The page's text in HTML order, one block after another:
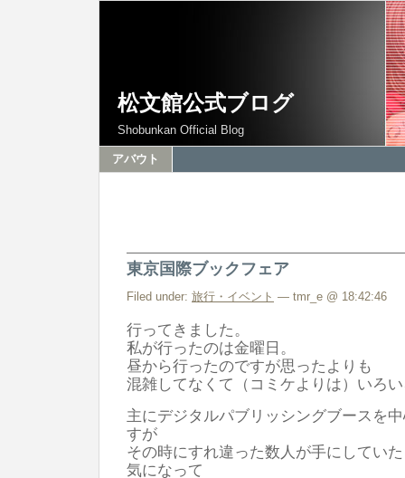
松文館公式ブログ
Shobunkan Official Blog
アバウト
東京国際ブックフェア
Filed under: 旅行・イベント — tmr_e @ 18:42:46
行ってきました。
私が行ったのは金曜日。
昼から行ったのですが思ったよりも
混雑してなくて（コミケよりは）いろ
主にデジタルパブリッシングブースを
すが
その時にすれ違った数人が手にしてい
気になって